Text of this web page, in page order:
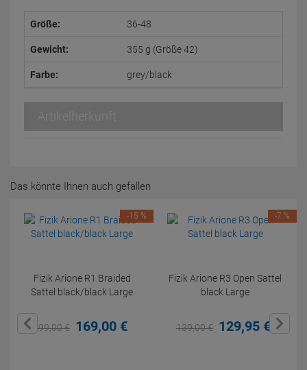
Größe: 36-48
Gewicht: 355 g (Größe 42)
Farbe: grey/black
Artikelherkunft
Das könnte Ihnen auch gefallen
Fizik Arione R1 Braided
Sattel black/black Large
199,00€ 169,00 €
-15 %
Fizik Arione R3 Open Sattel
black Large
139,00€ 129,95 €
-7 %